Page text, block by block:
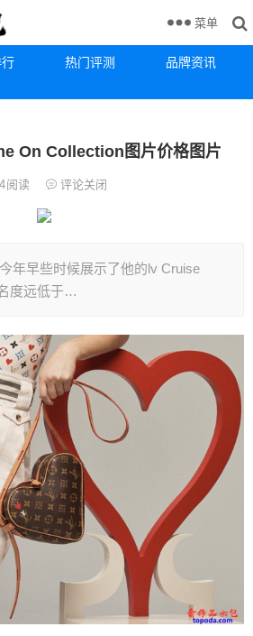
热门评测
品牌资讯
菜单
On Collection图片价格图片
阅读 评论关闭
年早些时候展示了他的lv Cruise
度远低于…